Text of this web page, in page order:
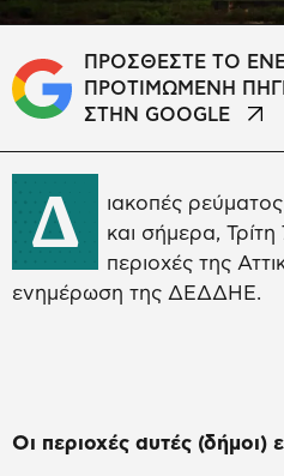
ΠΡΟΣΘΕΣΤΕ ΤΟ
ΠΡΟΤΙΜΩΜΕΝΗ
ΣΤΗΝ GOOGLE
Δ
ιακοπές
και σήμερα,
περιοχές της
ενημέρωση της ΔΕΔΔΗΕ.
Οι περιοχές αυτές (δήμοι)